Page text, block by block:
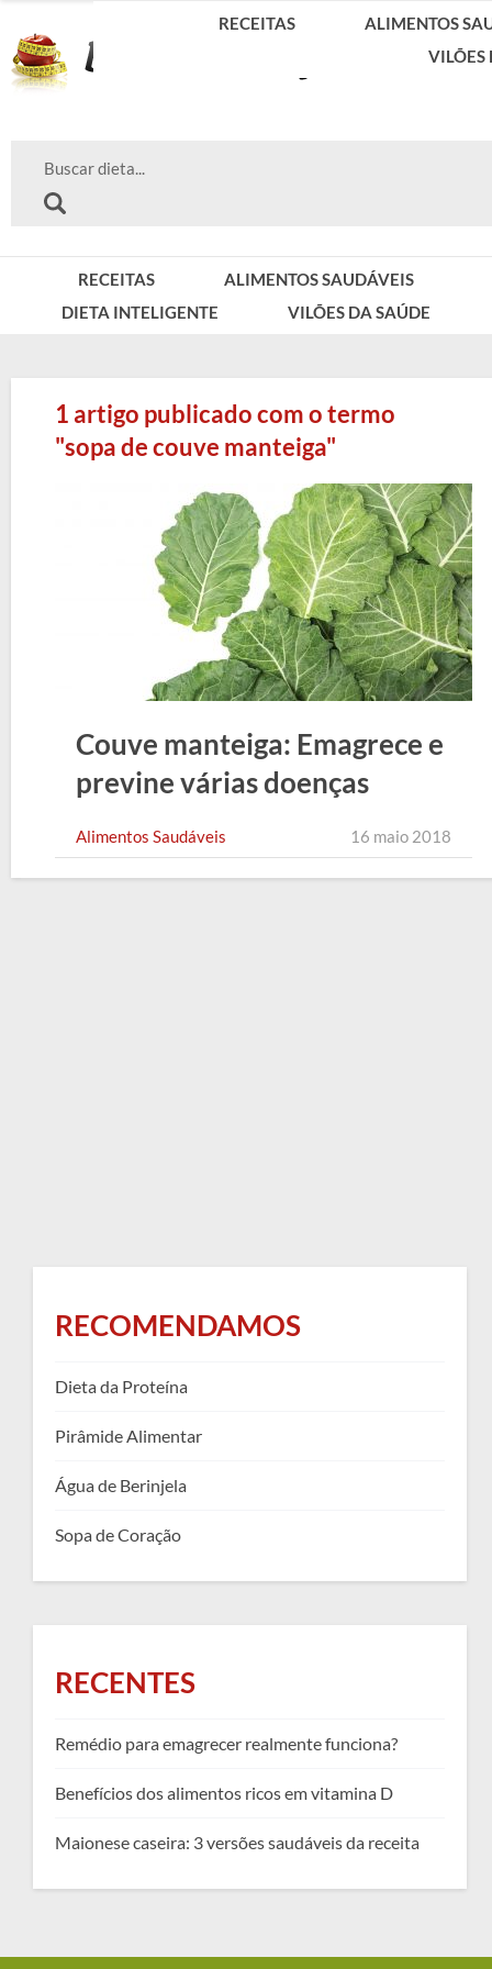
RECEITAS
ALIMENTOS SAUDÁVEIS
DIETA INTELIGENTE
VILÕES DA SAÚDE
RECEITAS
ALIMENTOS
VILÕES
1 artigo publicado com o termo
"sopa de couve manteiga"
Couve manteiga: Emagrece e
previne várias doenças
Alimentos Saudáveis 16 maio 2018
RECOMENDAMOS
Dieta da Proteína
Pirâmide Alimentar
Água de Berinjela
Sopa de Coração
RECENTES
Remédio para emagrecer realmente funciona?
Benefícios dos alimentos ricos em vitamina D
Maionese caseira: 3 versões saudáveis da receita